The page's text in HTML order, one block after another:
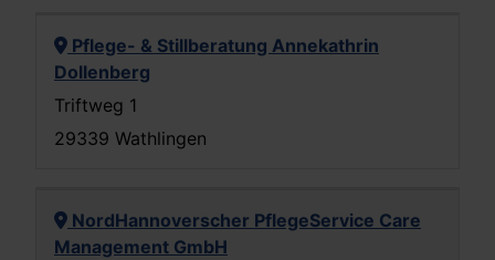
Pflege- & Stillberatung Annekathrin
Dollenberg
Triftweg 1
29339 Wathlingen
NordHannoverscher PflegeService Care
Management GmbH